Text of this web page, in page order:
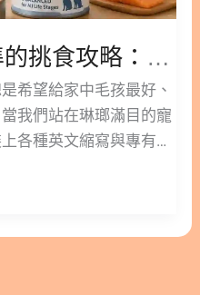
/a> 6.1. 柔軟易舔食的
愛貓開啟健康飲食新
常見問題 FAQ Q1：貓
Q2：貓咪可以長期只
以吃一般的成貓主食罐
低磷貓罐頭？ Q5：貓
什麼是貓主食罐？與
超越 AAFCO 標準的挑食攻略：一次搞懂 FEDIAF、NRC 規範與主食罐挑選
希望給家中毛孩最好、
我們站在琳瑯滿目的寵
各種英文縮寫與專有名
三大規範，解析它們背
營養均衡且合適的優質